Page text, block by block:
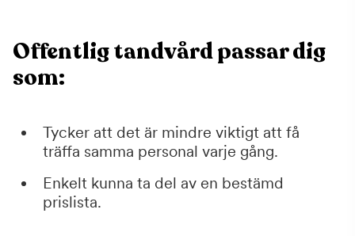
Offentlig tandvård passar dig
som:
Tycker att det är mindre viktigt att få
träffa samma personal varje gång.
Enkelt kunna ta del av en bestämd
prislista.